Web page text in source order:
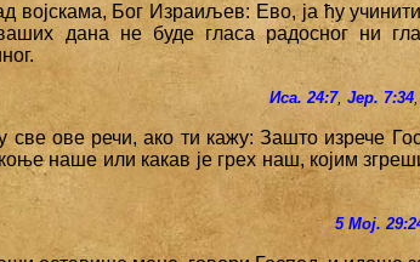
војскама, Бог Израиљев: Ево, ја ћу
дана не буде гласа радосног ни
Иса. 24:7,Јер. 7:34
ове речи, ако ти кажу: Зашто изрече
наше или какав је грех наш, којим
5 Мој.